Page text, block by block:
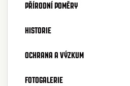
PŘÍRODNÍ POMĚRY
HISTORIE
OCHRANA A VÝZKUM
FOTOGALERIE